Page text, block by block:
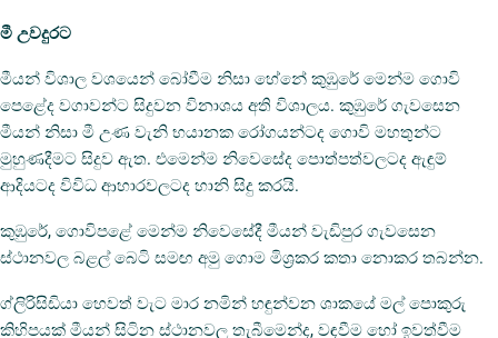
මී උවදුරට
මීයන් විශාල වශයෙන් බෝවීම නිසා හේනේ කුඹුරේ මෙන්ම ගොවි
පෙළේද වගාවන්ට සිදුවන විනාශය අති විශාලය. කුඹුරේ ගැවසෙන
මීයන් නිසා මී උණ වැනි භයානක රෝගයන්ටද ගොවි මහතුන්ට
මුහුණදීමට සිදුව ඇත. එමෙන්ම නිවෙසේද පොත්පත්වලටද ඇඳුම්
ආදියටද විවිධ ආහාරවලටද හානි සිදු කරයි.
කුඹුරේ, ගොවිපළේ මෙන්ම නිවෙසේදී මීයන් වැඩිපුර ගැවසෙන
ස්ථානවල බළල් බෙටි සමඟ අමු ගොම මිශ්‍රකර කතා නොකර තබන්න.
ග්ලිරිසිඩියා හෙවත් වැට මාර නමින් හඳුන්වන ශාකයේ මල් පොකුරු
කිහිපයක් මීයන් සිටින ස්ථානවල තැබීමෙන්ද, වඳවීම හෝ ඉවත්වීම